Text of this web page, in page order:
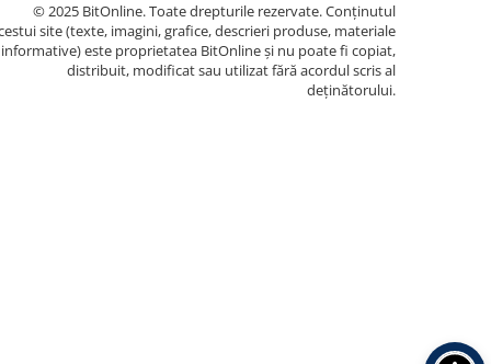
© 2025 BitOnline. Toate drepturile rezervate. Conținutul
site (texte, imagini, grafice, descrieri produse, materiale
informative) este proprietatea BitOnline și nu poate fi copiat,
distribuit, modificat sau utilizat fără acordul scris al
deținătorului.